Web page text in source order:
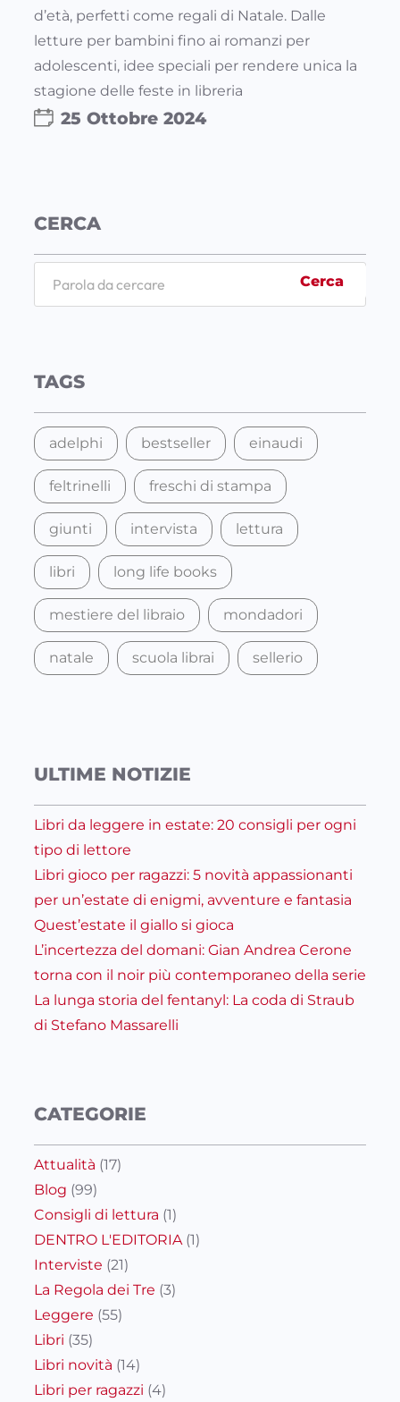
d’età, perfetti come regali di Natale. Dalle
letture per bambini fino ai romanzi per
adolescenti, idee speciali per rendere unica la
stagione delle feste in libreria
25 Ottobre 2024
CERCA
c
Cerca
TAGS
adelphi bestseller einaudi
feltrinelli freschi di stampa
giunti intervista lettura
libri long life books
mestiere del libraio mondadori
natale scuola librai sellerio
ULTIME NOTIZIE
Libri da leggere in estate: 20 consigli per ogni
tipo di lettore
Libri gioco per ragazzi: 5 novità appassionanti
per un’estate di enigmi, avventure e fantasia
Quest’estate il giallo si gioca
L’incertezza del domani: Gian Andrea Cerone
torna con il noir più contemporaneo della serie
La lunga storia del fentanyl: La coda di Straub
di Stefano Massarelli
CATEGORIE
Attualità (17)
Blog (99)
Consigli di lettura (1)
DENTRO L'EDITORIA(1)
Interviste (21)
La Regola dei Tre (3)
Leggere (55)
Libri (35)
Libri novità (14)
Libri per ragazzi (4)